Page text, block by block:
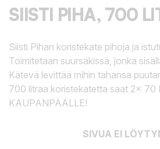
SIISTI PIHA, 700
Siisti Pihan koristekate pihoja ja
Toimitetaan suursäkissä, jonka
Kätevä levittää mihin tahansa
700 litraa koristekatetta saat 2x 70
KAUPANPÄÄLLE!
SIVUA EI